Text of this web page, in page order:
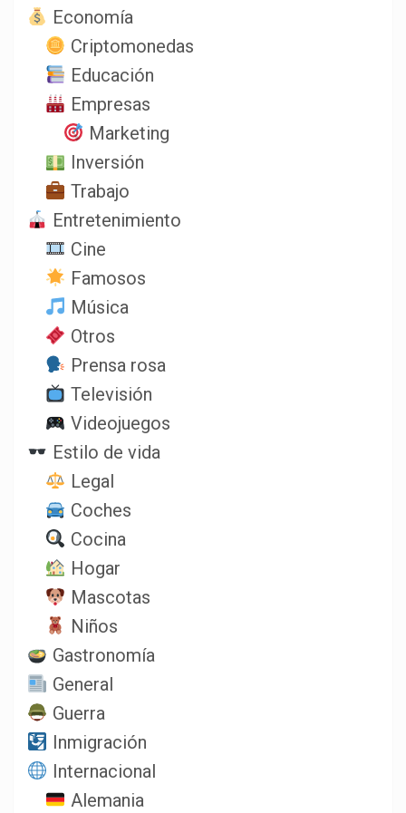
Economía
Criptomonedas
Educación
Empresas
Marketing
Inversión
Trabajo
Entretenimiento
Cine
Famosos
Música
Otros
Prensa rosa
Televisión
Videojuegos
Estilo de vida
Legal
Coches
Cocina
Hogar
Mascotas
Niños
Gastronomía
General
Guerra
Inmigración
Internacional
Alemania